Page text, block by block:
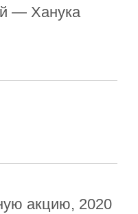
— Ханука
акцию, 2020